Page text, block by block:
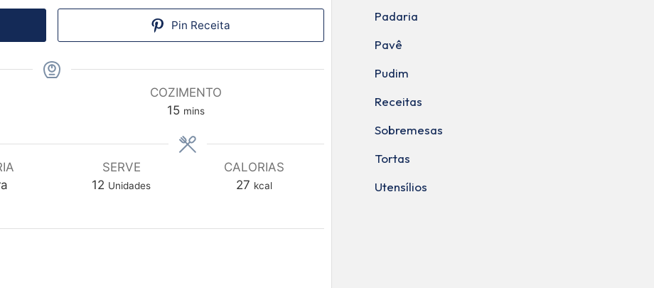
Pin Receita
COZIMENTO
15 mins
SERVE
12 Unidades
CALORIAS
27 kcal
Padaria
Pavê
Pudim
Receitas
Sobremesas
Tortas
Utensílios